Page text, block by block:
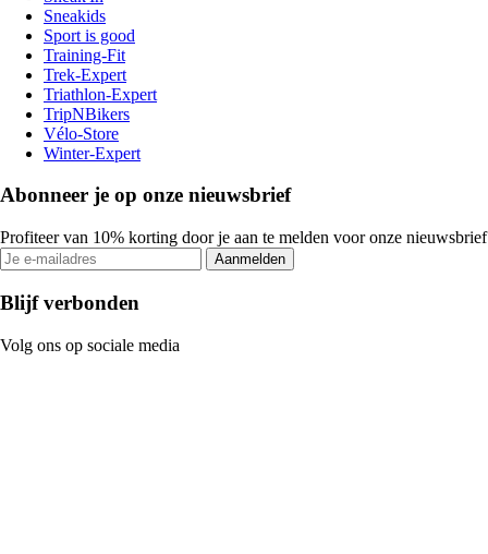
Sneakids
Sport is good
Training-Fit
Trek-Expert
Triathlon-Expert
TripNBikers
Vélo-Store
Winter-Expert
Abonneer je op onze nieuwsbrief
Profiteer van 10% korting door je aan te melden voor onze nieuwsbrief
Aanmelden
Blijf verbonden
Volg ons op sociale media